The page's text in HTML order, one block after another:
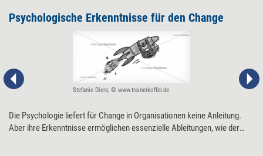
Psychologische Erkenntnisse für den Change
Stefanie Diers; © www.trainerkoffer.de
Die Psychologie liefert für Change in Organisationen keine Anleitung.
Aber ihre Erkenntnisse ermöglichen essenzielle Ableitungen, wie der